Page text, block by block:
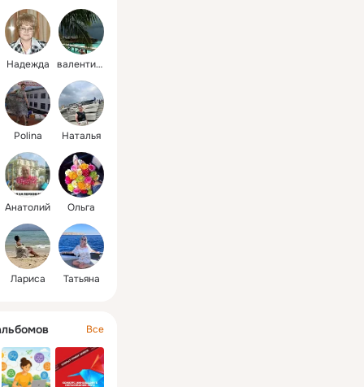
Надежда валентина
Polina Наталья
Анатолий Ольга
Лариса Татьяна
Все